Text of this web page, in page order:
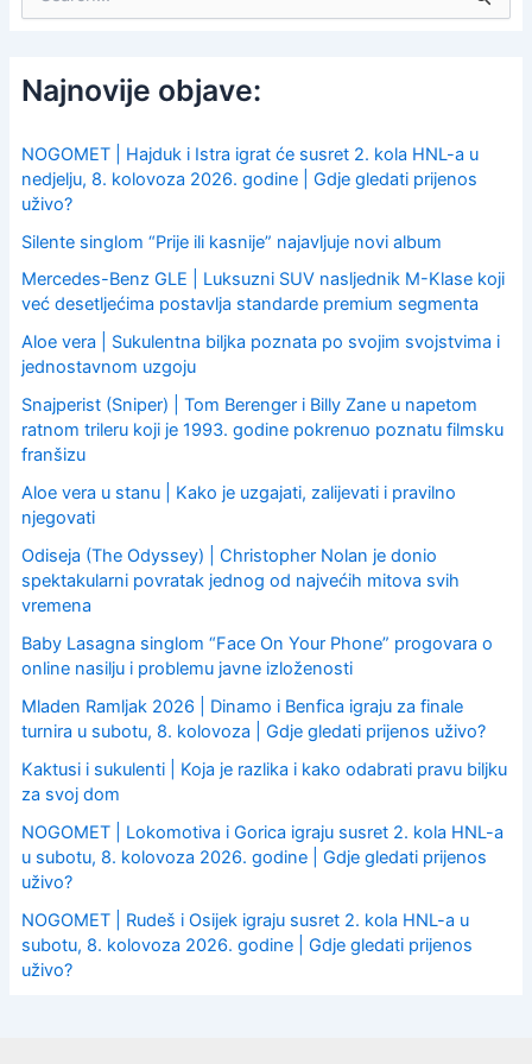
c
h
o
r
Najnovije objave:
NOGOMET | Hajduk i Istra igrat će susret 2. kola HNL-a u
nedjelju, 8. kolovoza 2026. godine | Gdje gledati prijenos
uživo?
Silente singlom “Prije ili kasnije” najavljuje novi album
Mercedes-Benz GLE | Luksuzni SUV nasljednik M-Klase koji
već desetljećima postavlja standarde premium segmenta
Aloe vera | Sukulentna biljka poznata po svojim svojstvima i
jednostavnom uzgoju
Snajperist (Sniper) | Tom Berenger i Billy Zane u napetom
ratnom trileru koji je 1993. godine pokrenuo poznatu filmsku
franšizu
Aloe vera u stanu | Kako je uzgajati, zalijevati i pravilno
njegovati
Odiseja (The Odyssey) | Christopher Nolan je donio
spektakularni povratak jednog od najvećih mitova svih
vremena
Baby Lasagna singlom “Face On Your Phone” progovara o
online nasilju i problemu javne izloženosti
Mladen Ramljak 2026 | Dinamo i Benfica igraju za finale
turnira u subotu, 8. kolovoza | Gdje gledati prijenos uživo?
Kaktusi i sukulenti | Koja je razlika i kako odabrati pravu biljku
za svoj dom
NOGOMET | Lokomotiva i Gorica igraju susret 2. kola HNL-a
u subotu, 8. kolovoza 2026. godine | Gdje gledati prijenos
uživo?
NOGOMET | Rudeš i Osijek igraju susret 2. kola HNL-a u
subotu, 8. kolovoza 2026. godine | Gdje gledati prijenos
uživo?